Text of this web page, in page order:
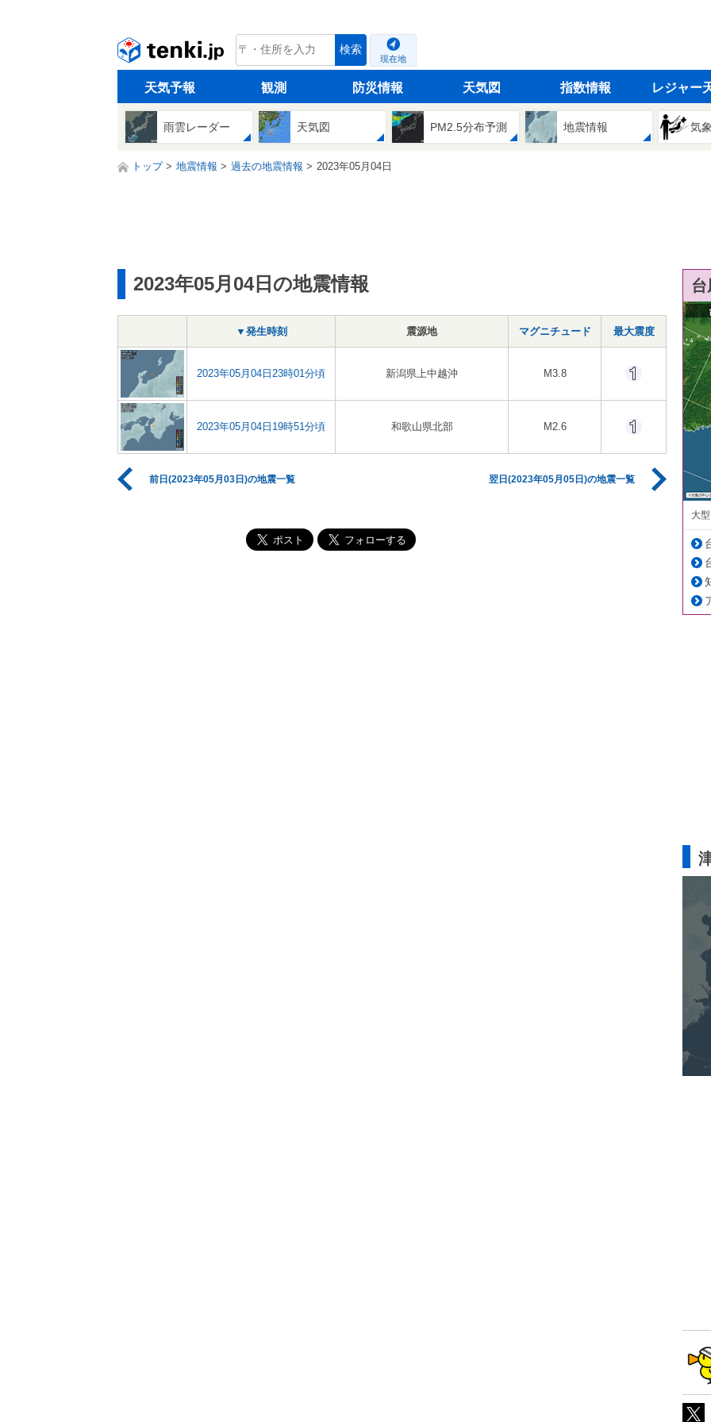
tenki.jp 検索
現在地
天気予報 観測 防災情報 天気図 指数情報 レジャー
雨雲レーダー 天気図 PM2.5分布予測 地震情報 気
トップ 地震情報 過去の地震情報 2023年05月04日
2023年05月04日の地震情報
▼発生時刻 震源地 マグニチュード 最大震度
2023年05月04日23時01分頃 新潟県上中越沖 M3.8
2023年05月04日19時51分頃 和歌山県北部 M2.6
前日(2023年05月03日)の地震一覧 翌日(2023年05月05日)の地震一覧
大